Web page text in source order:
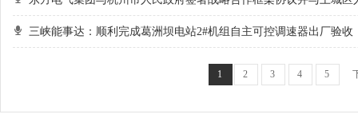
三峡能事达：顺利完成葛洲坝电站2#机组自主可控调速器出厂验收
1 2 3 4 5